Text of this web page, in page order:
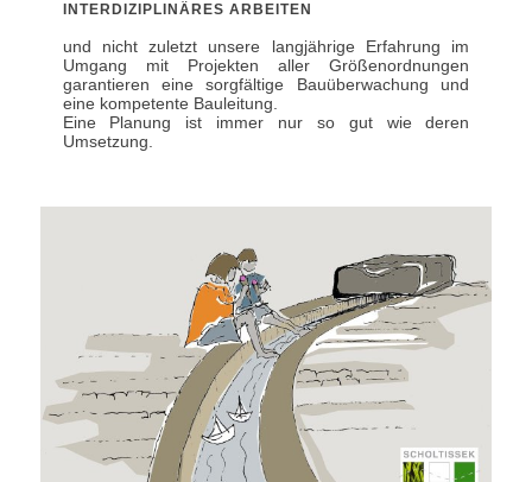
INTERDIZIPLINÄRES ARBEITEN
und nicht zuletzt unsere langjährige Erfahrung im
Umgang mit Projekten aller Größenordnungen
garantieren eine sorgfältige Bauüberwachung und
eine kompetente Bauleitung.
Eine Planung ist immer nur so gut wie deren
Umsetzung.